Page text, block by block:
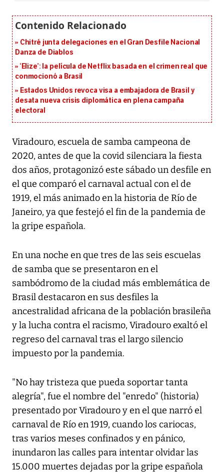
Chitré junta delegaciones en el Gran Desfile Nacional
Danza de Diablos
‘Elize’: la película de Netflix basada en el crimen real que
conmocionó a Brasil
Estados Unidos revoca visa a embajadora de Brasil y
desata nueva crisis diplomática en plena campaña
electoral
Viradouro, escuela de samba campeona de
2020, antes de que la covid silenciara la fiesta
dos años, protagonizó este sábado un desfile en
el que comparó el carnaval actual con el de
1919, el más animado en la historia de Río de
Janeiro, ya que festejó el fin de la pandemia de
la gripe española.
En una noche en que tres de las seis escuelas
de samba que se presentaron en el
sambódromo de la ciudad más emblemática de
Brasil destacaron en sus desfiles la
ancestralidad africana de la población brasileña
y la lucha contra el racismo, Viradouro exaltó el
regreso del carnaval tras el largo silencio
impuesto por la pandemia.
"No hay tristeza que pueda soportar tanta
alegría", fue el nombre del "enredo" (historia)
presentado por Viradouro y en el que narró el
carnaval de Río en 1919, cuando los cariocas,
tras varios meses confinados y en pánico,
inundaron las calles para intentar olvidar las
15.000 muertes dejadas por la gripe española